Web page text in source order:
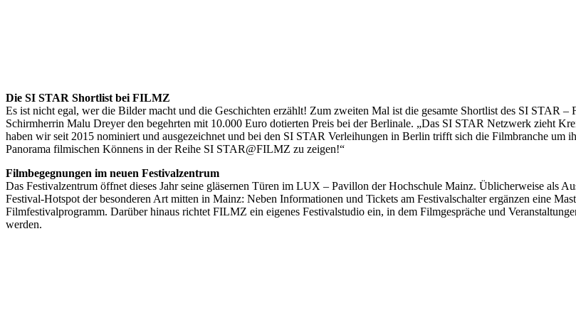
Die SI STAR Shortlist bei FILMZ
Es ist nicht egal, wer die Bilder macht und die Geschichten erzählt! Zum zweiten Mal ist die gesamte Shortlist des SI STAR
Schirmherrin Malu Dreyer den begehrten mit 10.000 Euro dotierten Preis bei der Berlinale. „Das SI STAR Netzwerk zieht
haben wir seit 2015 nominiert und ausgezeichnet und bei den SI STAR Verleihungen in Berlin trifft sich die Filmbranche um
Panorama filmischen Könnens in der Reihe SI STAR@FILMZ zu zeigen!“
Filmbegegnungen im neuen Festivalzentrum
Das Festivalzentrum öffnet dieses Jahr seine gläsernen Türen im LUX – Pavillon der Hochschule Mainz. Üblicherweise als
Festival-Hotspot der besonderen Art mitten in Mainz: Neben Informationen und Tickets am Festivalschalter ergänzen eine
Filmfestivalprogramm. Darüber hinaus richtet FILMZ ein eigenes Festivalstudio ein, in dem Filmgespräche und
werden.